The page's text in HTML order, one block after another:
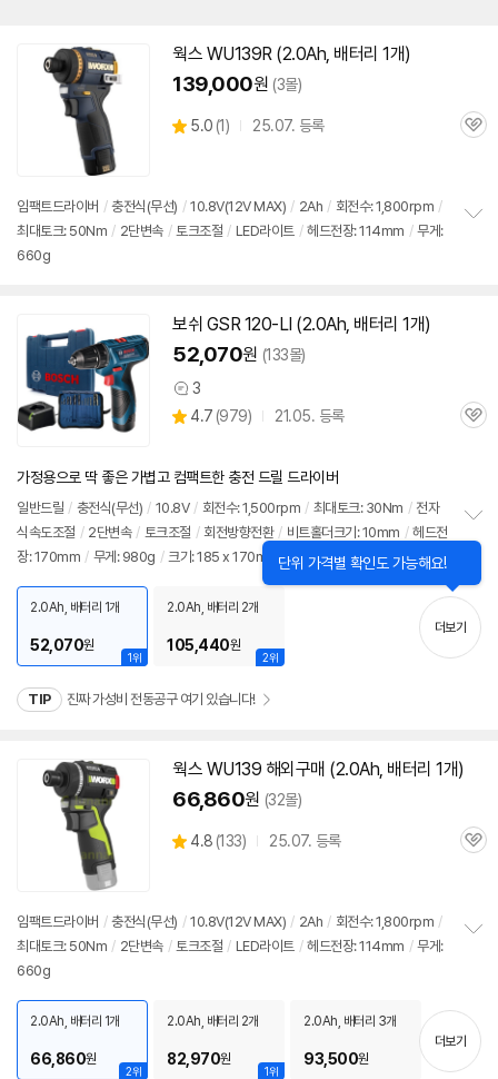
웍스 WU139R (2.0Ah, 배터리 1개)
139,000원 (3몰)
별
5.0 (상
뷰
1) 25.07. 등록
관
임팩트드라이버 / 충전식(무선) / 10.8V(12VMAX) / 2Ah / 회전수: 1,800rpm /
최대토크: 50Nm / 2단변속 / 토크조절 / LED라이트 / 헤드전장: 114mm / 무게:
660g
보쉬 GSR 120-LI (2.0Ah, 배터리 1개)
52,070원 (133몰)
상
품
3
별
4.7 (상
뷰
979) 21.05. 등록
관
가정용으로 딱 좋은 가볍고 컴팩트한 충전 드릴 드라이버
일반드릴 / 충전식(무선) / 10.8V / 회전수: 1,500rpm / 최대토크: 30Nm / 전자
식속도조절 / 2단변속 / 토크조절 / 회전방향전환 / 비트홀더크기: 10mm / 헤드전
장: 170mm / 무게: 980g / 크기: 185 x 170mm
정
펼
기
1위
2.0Ah, 배터리 1개
52,070원
2위
2.0Ah, 배터리 2개
105,440원
더보기
TIP 진짜 가성비 전동공구 여기 있습니다!
웍스 WU139 해외구매 (2.0Ah, 배터리 1개)
66,860원 (32몰)
별
4.8 (상
뷰
133) 25.07. 등록
관
임팩트드라이버 / 충전식(무선) / 10.8V(12VMAX) / 2Ah / 회전수: 1,800rpm /
최대토크: 50Nm / 2단변속 / 토크조절 / LED라이트 / 헤드전장: 114mm / 무게:
660g
기
2위
2.0Ah, 배터리 1개
66,860원
1위
2.0Ah, 배터리 2개
82,970원
2.0Ah, 배터리 3개
93,500원
더보기